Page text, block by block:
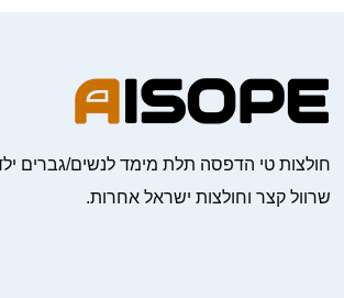
חולצות טי הדפסה תלת מימד לנשים/גברים
שרוול קצר וחולצות ישראל אחרות.